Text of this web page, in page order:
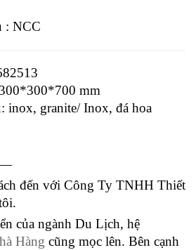
: NCC
mm
inox, granite/ Inox, đá hoa
đến với Công Ty TNHH Thiết
của ngành Du Lịch, hệ
Hàng cũng mọc lên. Bên cạnh